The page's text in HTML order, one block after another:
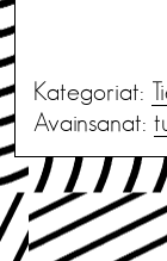
Kategoriat:
Avainsanat: